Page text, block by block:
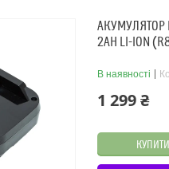
АКУМУЛЯТОР
2AH LI-ION
В наявності
1 299 ₴
КУПИТИ